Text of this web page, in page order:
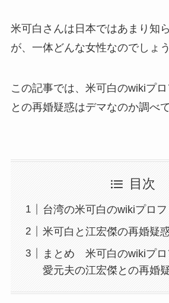
米可白さんは日本ではあまり知
が、一体どんな女性なのでしょう
この記事では、米可白のwikiプ
との再婚疑惑はデマなのか調べ
目次
台湾の米可白のwikiプロフ
米可白と江宏傑の再婚疑
まとめ 米可白のwikiプロ
愛元夫の江宏傑との再婚